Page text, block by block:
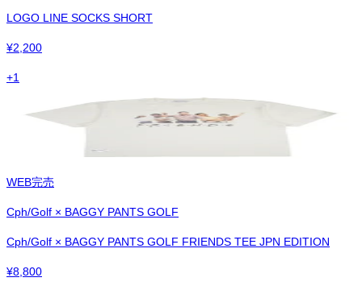
LOGO LINE SOCKS SHORT
¥2,200
+1
WEB完売
Cph/Golf × BAGGY PANTS GOLF
Cph/Golf × BAGGY PANTS GOLF FRIENDS TEE JPN EDITION
¥8,800